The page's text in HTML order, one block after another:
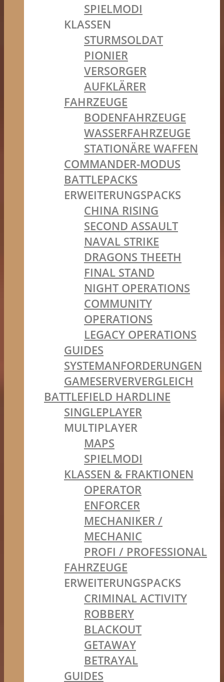
SPIELMODI
KLASSEN
STURMSOLDAT
PIONIER
VERSORGER
AUFKLÄRER
FAHRZEUGE
BODENFAHRZEUGE
WASSERFAHRZEUGE
STATIONÄRE WAFFEN
COMMANDER-MODUS
BATTLEPACKS
ERWEITERUNGSPACKS
CHINA RISING
SECOND ASSAULT
NAVAL STRIKE
DRAGONS THEETH
FINAL STAND
NIGHT OPERATIONS
COMMUNITY
OPERATIONS
LEGACY OPERATIONS
GUIDES
SYSTEMANFORDERUNGEN
GAMESERVERVERGLEICH
BATTLEFIELD HARDLINE
SINGLEPLAYER
MULTIPLAYER
MAPS
SPIELMODI
KLASSEN & FRAKTIONEN
OPERATOR
ENFORCER
MECHANIKER /
MECHANIC
PROFI / PROFESSIONAL
FAHRZEUGE
ERWEITERUNGSPACKS
CRIMINAL ACTIVITY
ROBBERY
BLACKOUT
GETAWAY
BETRAYAL
GUIDES